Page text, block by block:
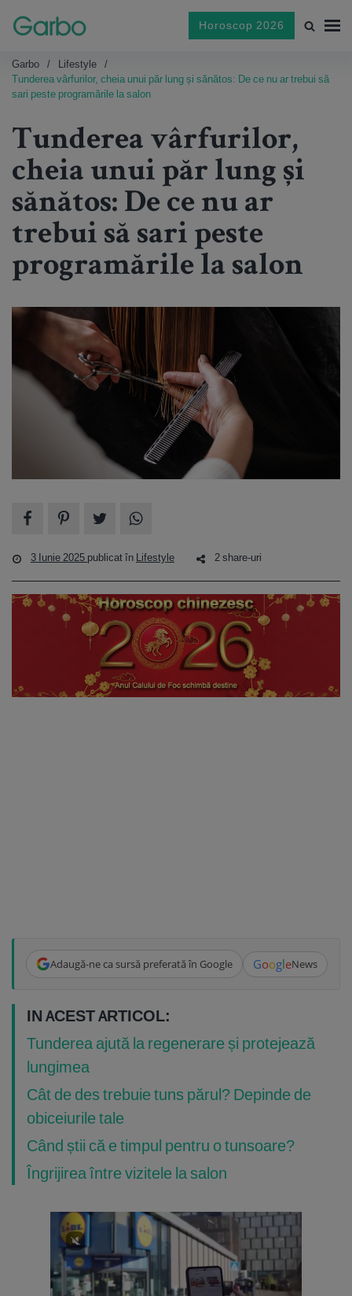
Horoscop 2026
Garbo
Lifestyle
Tunderea vârfurilor, cheia unui păr lung și sănătos: De ce nu ar trebui să
sari peste programările la salon
Tunderea vârfurilor,
cheia unui păr lung și
sănătos: De ce nu ar
trebui să sari peste
programările la salon
3 Iunie 2025 publicat în Lifestyle 2 share-uri
Adaugă-ne ca sursă preferată în Google GoogleNews
IN ACEST ARTICOL:
Tunderea ajută la regenerare și protejează
lungimea
Cât de des trebuie tuns părul? Depinde de
obiceiurile tale
Când știi că e timpul pentru o tunsoare?
Îngrijirea între vizitele la salon